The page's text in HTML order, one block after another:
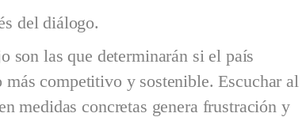
del diálogo.
son las que determinarán si el país
competitivo y sostenible. Escuchar al
medidas concretas genera frustración y